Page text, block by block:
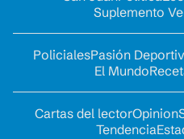
Suplemento
PolicialesPasión
El Mundo
Cartas del lectorOpinion
Tendencia